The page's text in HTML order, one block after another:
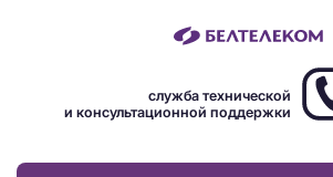
служба технической
и консультационной поддержки